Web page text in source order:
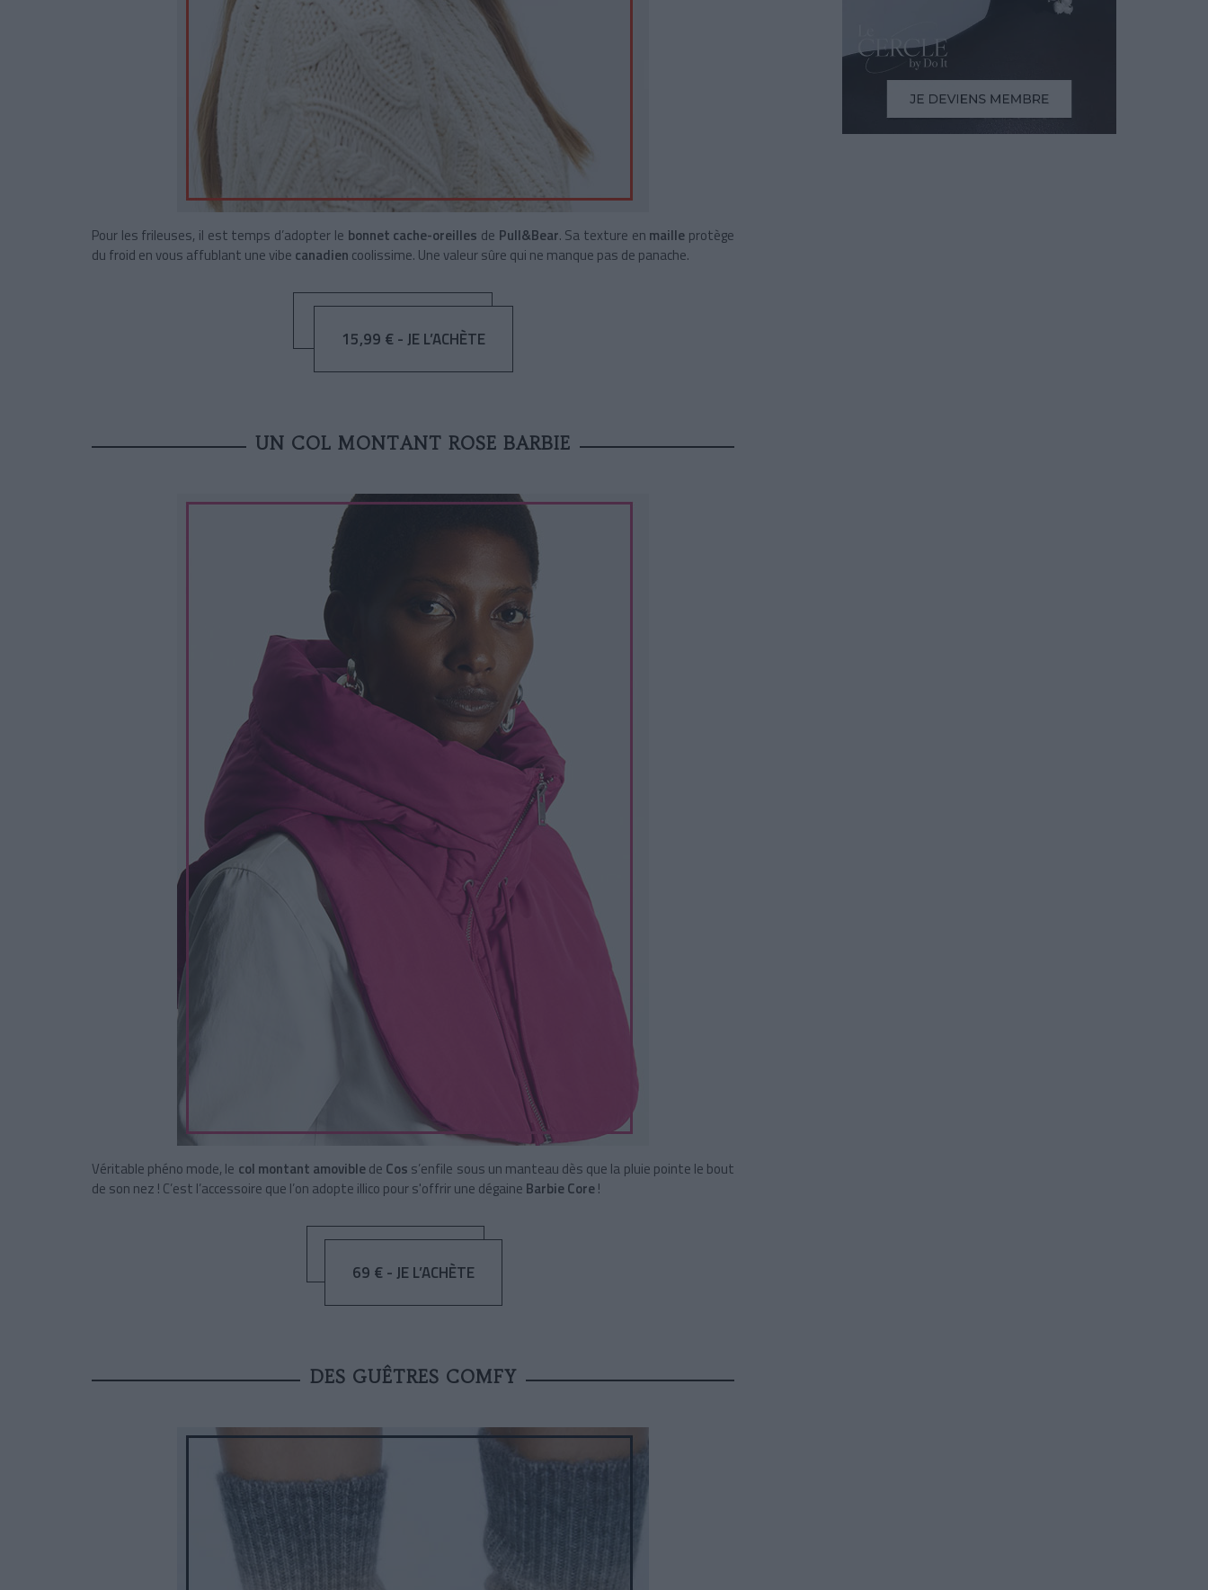
Pour les frileuses, il est temps d’adopter le bonnet cache-oreilles de Pull&Bear. Sa texture en maille protège
du froid en vous affublant une vibe canadien coolissime. Une valeur sûre qui ne manque pas de panache.
15,99 € - JE L’ACHÈTE
UN COL MONTANT ROSE BARBIE
Véritable phéno mode, le col montant amoviblede Cos s’enfile sous un manteau dès que la pluie pointe le bout
de son nez ! C’est l’accessoire que l’on adopte illico pour s'offrir une dégaine Barbie Core!
69 € - JE L’ACHÈTE
DES GUÊTRES COMFY